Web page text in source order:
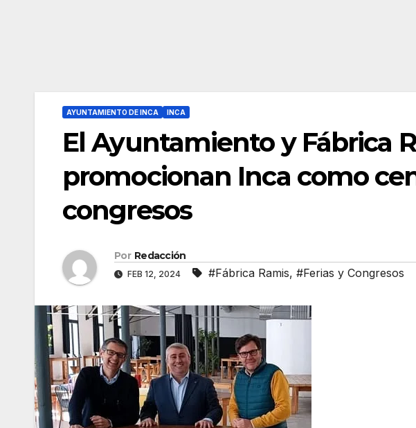
AYUNTAMIENTO DE INCA INCA
El Ayuntamiento y Fábrica
promocionan Inca como
congresos
Por Redacción
FEB 12, 2024 #Fábrica Ramis, #Ferias y Congresos